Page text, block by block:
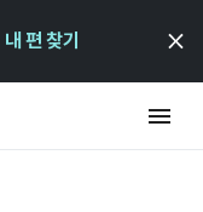
내 편 찾기